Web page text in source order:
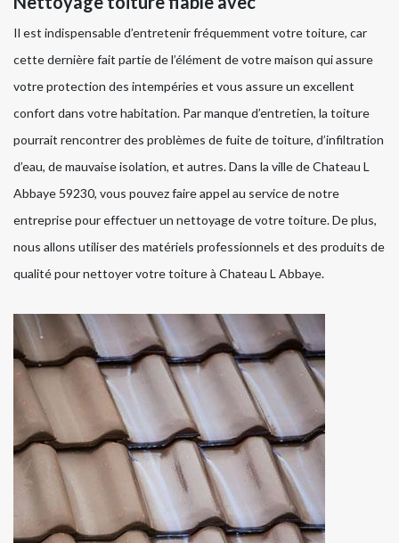
Il est indispensable d’entretenir fréquemment votre toiture, car
cette dernière fait partie de l’élément de votre maison qui assure
votre protection des intempéries et vous assure un excellent
confort dans votre habitation. Par manque d’entretien, la toiture
pourrait rencontrer des problèmes de fuite de toiture, d’infiltration
d’eau, de mauvaise isolation, et autres. Dans la ville de Chateau L
Abbaye 59230, vous pouvez faire appel au service de notre
entreprise pour effectuer un nettoyage de votre toiture. De plus,
nous allons utiliser des matériels professionnels et des produits de
qualité pour nettoyer votre toiture à Chateau L Abbaye.